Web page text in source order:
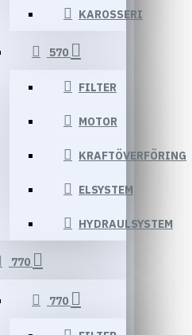
KAROSSERI
570
FILTER
MOTOR
KRAFTÖVERFÖRING
ELSYSTEM
HYDRAULSYSTEM
770
770